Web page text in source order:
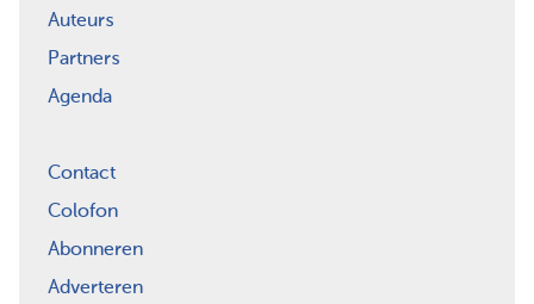
Auteurs
Partners
Agenda
Contact
Colofon
Abonneren
Adverteren